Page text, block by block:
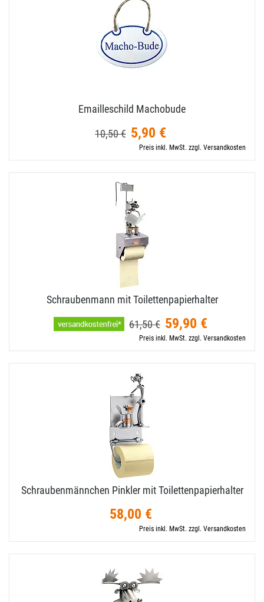
Emailleschild Machobude
10,50 € 5,90 €
Preis inkl. MwSt. zzgl. Versandkosten
Schraubenmann mit Toilettenpapierhalter
61,50 € 59,90 €
Preis inkl. MwSt. zzgl. Versandkosten
Schraubenmännchen Pinkler mit Toilettenpapierhalter
58,00 €
Preis inkl. MwSt. zzgl. Versandkosten